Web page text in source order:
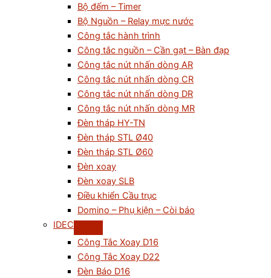
Bộ đếm – Timer
Bộ Nguồn – Relay mực nước
Công tắc hành trình
Công tắc nguồn – Cần gạt – Bàn đạp
Công tắc nút nhấn dòng AR
Công tắc nút nhấn dòng CR
Công tắc nút nhấn dòng DR
Công tắc nút nhấn dòng MR
Đèn tháp HY-TN
Đèn tháp STL Ø40
Đèn tháp STL Ø60
Đèn xoay
Đèn xoay SLB
Điều khiển Cầu trục
Domino – Phụ kiện – Còi báo
IDEC
Công Tắc Xoay D16
Công Tắc Xoay D22
Đèn Báo D16